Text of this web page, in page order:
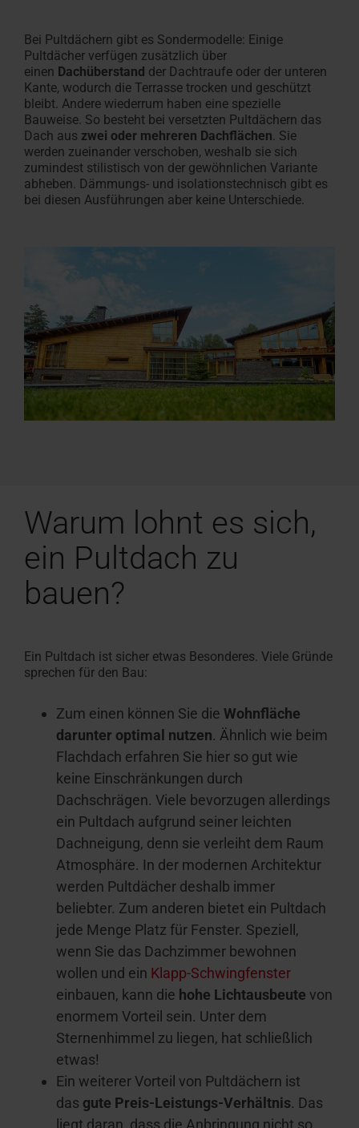
Bei Pultdächern gibt es Sondermodelle: Einige
Pultdächer verfügen zusätzlich über
einen Dachüberstand der Dachtraufe oder der unteren
Kante, wodurch die Terrasse trocken und geschützt
bleibt. Andere wiederrum haben eine spezielle
Bauweise. So besteht bei versetzten Pultdächern das
Dach aus zwei oder mehreren Dachflächen. Sie
werden zueinander verschoben, weshalb sie sich
zumindest stilistisch von der gewöhnlichen Variante
abheben. Dämmungs- und isolationstechnisch gibt es
bei diesen Ausführungen aber keine Unterschiede.
Warum lohnt es sich,
ein Pultdach zu
bauen?
Ein Pultdach ist sicher etwas Besonderes. Viele Gründe
sprechen für den Bau:
Zum einen können Sie die Wohnfläche
darunter optimal nutzen. Ähnlich wie beim
Flachdach erfahren Sie hier so gut wie
keine Einschränkungen durch
Dachschrägen. Viele bevorzugen allerdings
ein Pultdach aufgrund seiner leichten
Dachneigung, denn sie verleiht dem Raum
Atmosphäre. In der modernen Architektur
werden Pultdächer deshalb immer
beliebter. Zum anderen bietet ein Pultdach
jede Menge Platz für Fenster. Speziell,
wenn Sie das Dachzimmer bewohnen
wollen und ein Klapp-Schwingfenster
einbauen, kann die hohe Lichtausbeute von
enormem Vorteil sein. Unter dem
Sternenhimmel zu liegen, hat schließlich
etwas!
Ein weiterer Vorteil von Pultdächern ist
das gute Preis-Leistungs-Verhältnis. Das